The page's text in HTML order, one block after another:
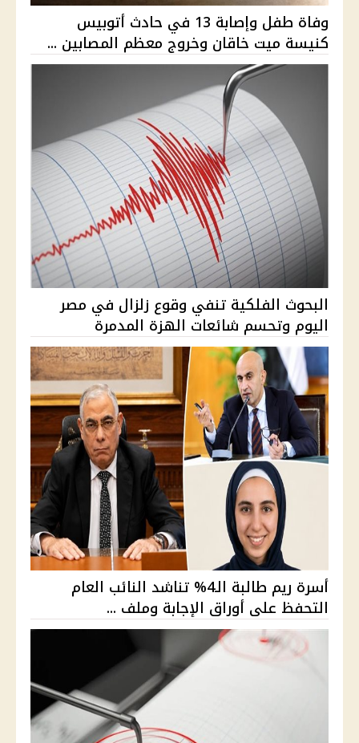
وفاة طفل وإصابة 13 في حادث أتوبيس
كنيسة ميت خاقان وخروج معظم المصابين ...
البحوث الفلكية تنفي وقوع زلزال في مصر
اليوم وتحسم شائعات الهزة المدمرة
أسرة ريم طالبة الـ4% تناشد النائب العام
التحفظ على أوراق الإجابة وملف ...